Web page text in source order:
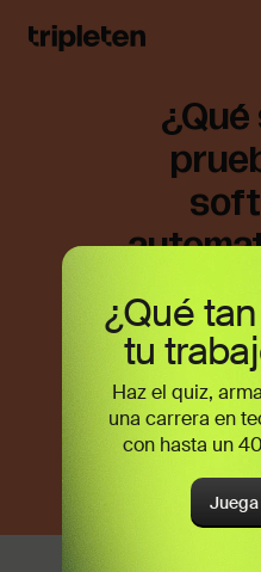
¿Qué
cómo
¿Qué tan
tu
Haz el quiz,
una carrera en
con hasta un